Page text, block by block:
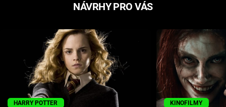
NÁVRHY PRO VÁS
HARRY POTTER KINOFILMY